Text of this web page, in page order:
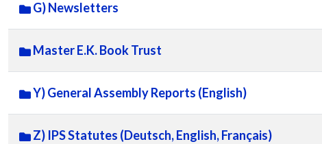
G) Newsletters
Master E.K. Book Trust
Y) General Assembly Reports (English)
Z) IPS Statutes (Deutsch, English, Français)